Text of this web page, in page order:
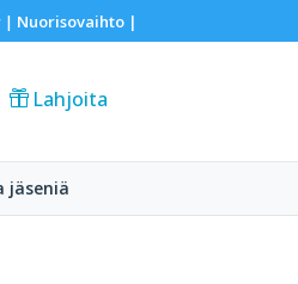
| Nuorisovaihto|
Lahjoita
jäseniä